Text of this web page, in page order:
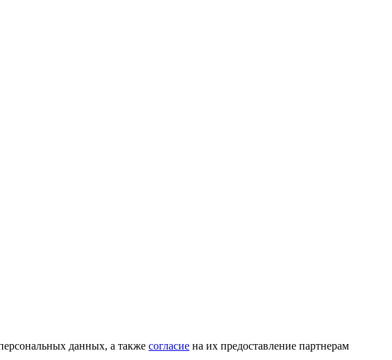
данных, а также согласие на их предоставление партнерам